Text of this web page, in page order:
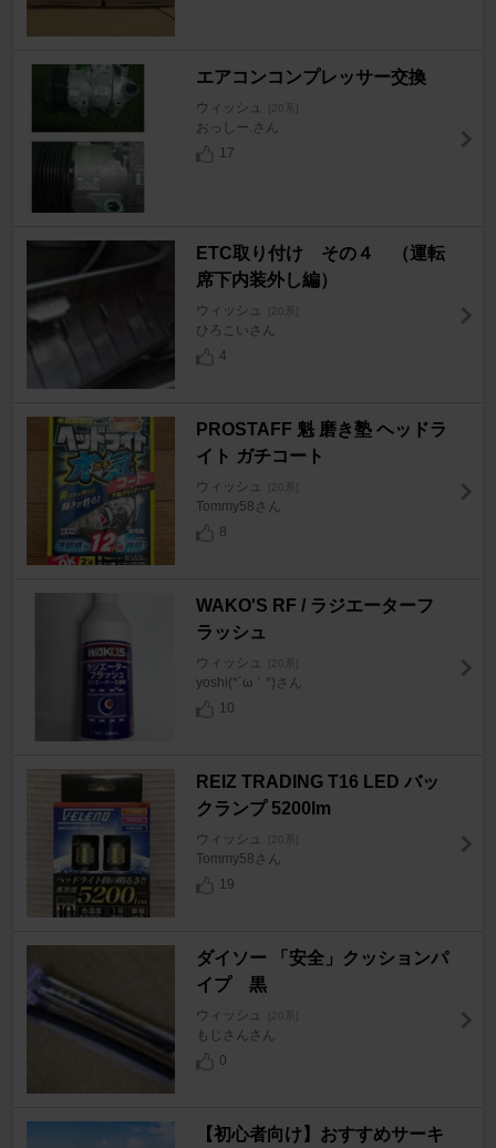
エアコンコンプレッサー交換
ウィッシュ [20系]
おっしー.さん
17
ETC取り付け その４ （運転
席下内装外し編）
ウィッシュ [20系]
ひろこいさん
4
PROSTAFF 魁 磨き塾 ヘッドラ
イト ガチコート
ウィッシュ [20系]
Tommy58さん
8
WAKO'S RF / ラジエーターフ
ラッシュ
ウィッシュ [20系]
yoshi(*´ω｀*)さん
10
REIZ TRADING T16 LED バッ
クランプ 5200lm
ウィッシュ [20系]
Tommy58さん
19
ダイソー 「安全」クッションパ
イプ 黒
ウィッシュ [20系]
もじさんさん
0
【初心者向け】おすすめサーキ